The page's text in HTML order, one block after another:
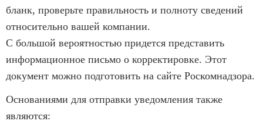
бланк, проверьте правильность и полноту сведений
относительно вашей компании.
С большой вероятностью придется представить
информационное письмо о корректировке. Этот
документ можно подготовить на сайте Роскомнадзора.
Основаниями для отправки уведомления также
являются: